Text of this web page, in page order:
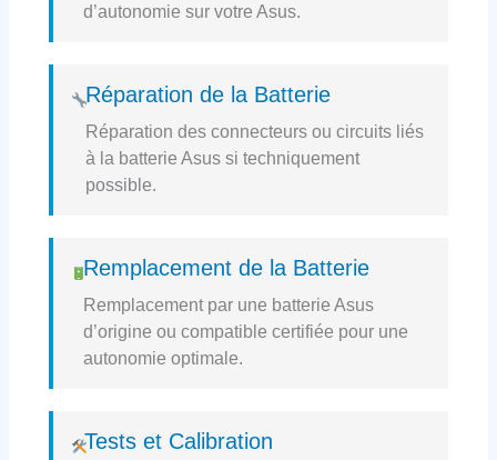
d’autonomie sur votre Asus.
Réparation de la Batterie
Réparation des connecteurs ou circuits liés
à la batterie Asus si techniquement
possible.
Remplacement de la Batterie
Remplacement par une batterie Asus
d’origine ou compatible certifiée pour une
autonomie optimale.
Tests et Calibration